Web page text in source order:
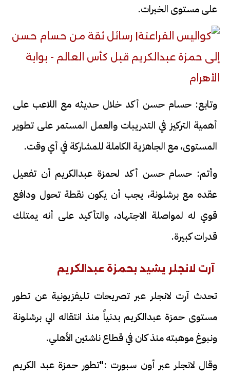
على مستوى الخبرات.
وتابع: حسام حسن أكد خلال حديثه مع اللاعب على
أهمية التركيز في التدريبات والعمل المستمر على تطوير
المستوى، مع الجاهزية الكاملة للمشاركة في أي وقت.
وأتم: حسام حسن أكد لحمزة عبدالكريم أن تفعيل
عقده مع برشلونة، يجب أن يكون نقطة تحول ودافع
قوي له لمواصلة الاجتهاد، والتأكيد على أنه يمتلك
قدرات كبيرة.
آرت لانجلر يشيد بحمزة عبدالكريم
تحدث آرت لانجلر عبر تصريحات تليفزيونية عن تطور
مستوى حمزة عبدالكريم بدنياً منذ انتقاله الي برشلونة
ونبوغ موهبته منذ كان في قطاع ناشئين الأهلي.
وقال لانجلر عبر أون سبورت :"تطور حمزة عبد الكريم